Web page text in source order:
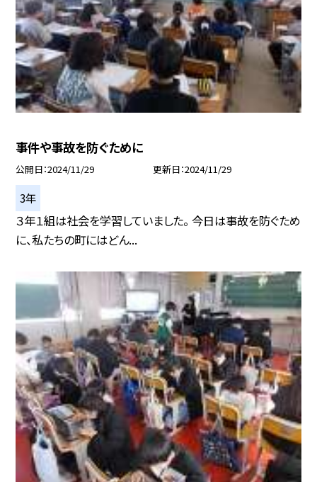
事件や事故を防ぐために
公開日 2024/11/29 更新日 2024/11/29
3年
３年１組は社会を学習していました。 今日は事故を防ぐため
に、私たちの町にはどん...